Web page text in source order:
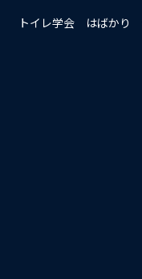
トイレ学会 はばかり